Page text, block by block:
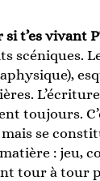
t’es vivant
scéniques.
toujours.
se
: jeu,
tour à tour